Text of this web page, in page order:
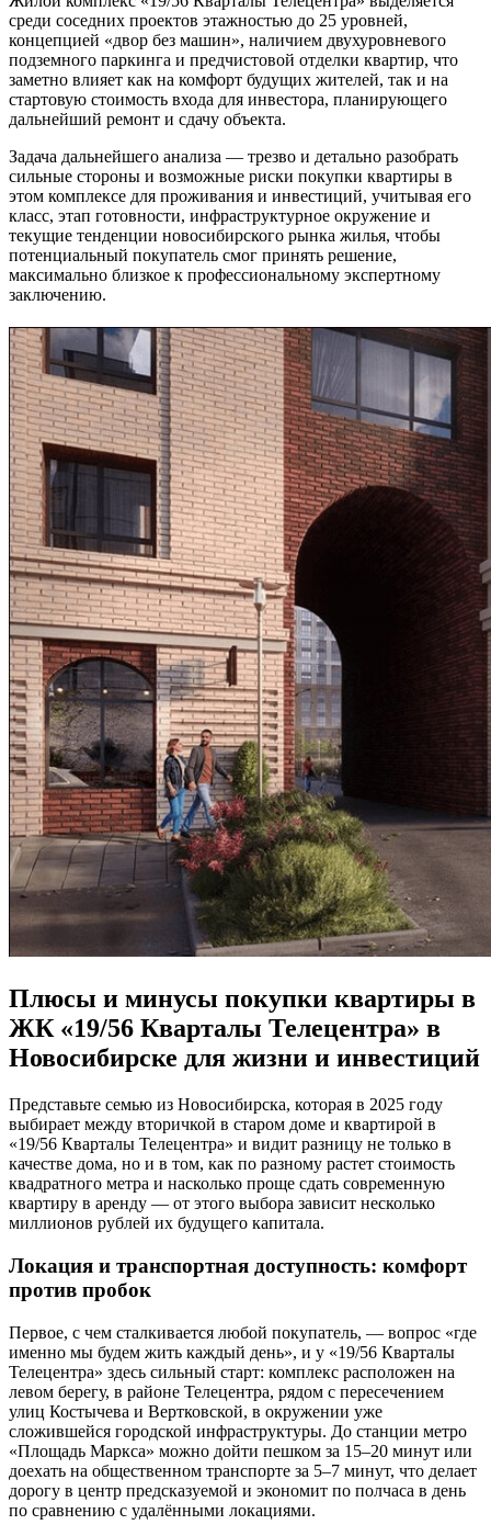
среди соседних проектов этажностью до 25 уровней,
концепцией «двор без машин», наличием двухуровневого
подземного паркинга и предчистовой отделки квартир, что
заметно влияет как на комфорт будущих жителей, так и на
стартовую стоимость входа для инвестора, планирующего
дальнейший ремонт и сдачу объекта.
Задача дальнейшего анализа — трезво и детально разобрать
сильные стороны и возможные риски покупки квартиры в
этом комплексе для проживания и инвестиций, учитывая его
класс, этап готовности, инфраструктурное окружение и
текущие тенденции новосибирского рынка жилья, чтобы
потенциальный покупатель смог принять решение,
максимально близкое к профессиональному экспертному
заключению.
Плюсы и минусы покупки квартиры в
ЖК «19/56 Кварталы Телецентра» в
Новосибирске для жизни и инвестиций
Представьте семью из Новосибирска, которая в 2025 году
выбирает между вторичкой в старом доме и квартирой в
«19/56 Кварталы Телецентра» и видит разницу не только в
качестве дома, но и в том, как по разному растет стоимость
квадратного метра и насколько проще сдать современную
квартиру в аренду — от этого выбора зависит несколько
миллионов рублей их будущего капитала.
Локация и транспортная доступность: комфорт
против пробок
Первое, с чем сталкивается любой покупатель, — вопрос «где
именно мы будем жить каждый день», и у «19/56 Кварталы
Телецентра» здесь сильный старт: комплекс расположен на
левом берегу, в районе Телецентра, рядом с пересечением
улиц Костычева и Вертковской, в окружении уже
сложившейся городской инфраструктуры. До станции метро
«Площадь Маркса» можно дойти пешком за 15–20 минут или
доехать на общественном транспорте за 5–7 минут, что делает
дорогу в центр предсказуемой и экономит по полчаса в день
по сравнению с удалёнными локациями.